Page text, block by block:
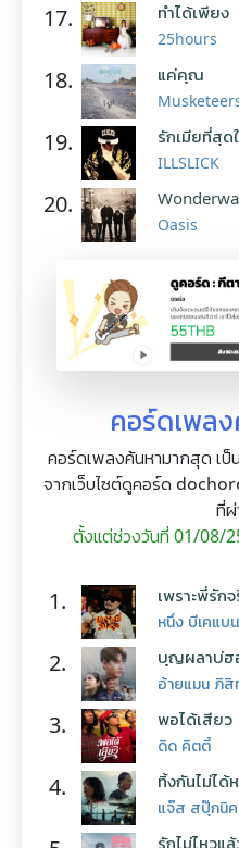
17. ทำได้เพียง
25hours
18. แค่คุณ
19. รักเมียที่สุด
ILLSLICK
20.
Oasis
คอร์ดเพล
คอร์ดเพลงค้นหามากสุด เ
จากเว็บไซต์ดูคอร์ด
ที่ผ่
ตั้งแต่ช่วงวันที่ 01/08/
1. เพราะพี่รัก
หนึ่ง บีเคแบ
2. บุญผลาบ่ฮ
อ้ายแมน ภิ
3. พอได้เสียว
ดิด คิตตี้
4. ทิ้งกันไม่ได้
แจ๊ส สปุ๊กนิค
รักไม่ไหวแ